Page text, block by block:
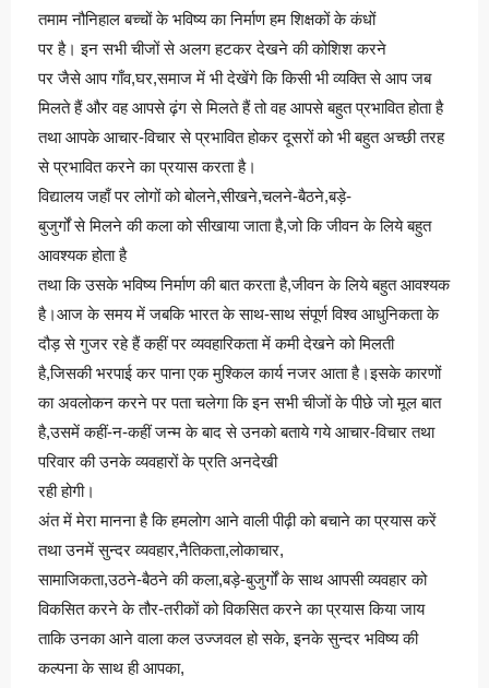
तमाम नौनिहाल बच्चों के भविष्य का निर्माण हम शिक्षकों के कंधों
पर है। इन सभी चीजों से अलग हटकर देखने की कोशिश करने
पर जैसे आप गाँव,घर,समाज में भी देखेंगे कि किसी भी व्यक्ति से आप जब
मिलते हैं और वह आपसे ढ़ंग से मिलते हैं तो वह आपसे बहुत प्रभावित होता है
तथा आपके आचार-विचार से प्रभावित होकर दूसरों को भी बहुत अच्छी तरह
से प्रभावित करने का प्रयास करता है।
विद्यालय जहाँ पर लोगों को बोलने,सीखने,चलने-बैठने,बड़े-
बुजुर्गों से मिलने की कला को सीखाया जाता है,जो कि जीवन के लिये बहुत
आवश्यक होता है
तथा कि उसके भविष्य निर्माण की बात करता है,जीवन के लिये बहुत आवश्यक
है।आज के समय में जबकि भारत के साथ-साथ संपूर्ण विश्व आधुनिकता के
दौड़ से गुजर रहे हैं कहीं पर व्यवहारिकता में कमी देखने को मिलती
है,जिसकी भरपाई कर पाना एक मुश्किल कार्य नजर आता है।इसके कारणों
का अवलोकन करने पर पता चलेगा कि इन सभी चीजों के पीछे जो मूल बात
है,उसमें कहीं-न-कहीं जन्म के बाद से उनको बताये गये आचार-विचार तथा
परिवार की उनके व्यवहारों के प्रति अनदेखी
रही होगी।
अंत में मेरा मानना है कि हमलोग आने वाली पीढ़ी को बचाने का प्रयास करें
तथा उनमें सुन्दर व्यवहार,नैतिकता,लोकाचार,
सामाजिकता,उठने-बैठने की कला,बड़े-बुजुर्गों के साथ आपसी व्यवहार को
विकसित करने के तौर-तरीकों को विकसित करने का प्रयास किया जाय
ताकि उनका आने वाला कल उज्जवल हो सके, इनके सुन्दर भविष्य की
कल्पना के साथ ही आपका,